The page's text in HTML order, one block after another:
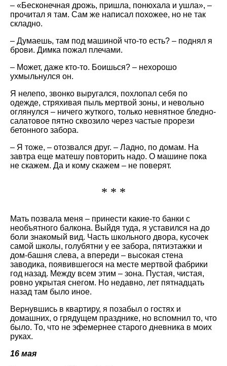
– «Бесконечная дрожь, пришла, понюхала и ушла», –
прочитал я там. Сам же написал похожее, но не так
складно.
– Думаешь, там под машиной что-то есть? – поднял я
брови. Димка пожал плечами.
– Может, даже кто-то. Боишься? – нехорошо
ухмыльнулся он.
Я нелепо, звонко выругался, похлопал себя по
одежде, стряхивая пыль мертвой зоны, и невольно
оглянулся – ничего жуткого, только невнятное бледно-
салатовое пятно сквозило через частые прорези
бетонного забора.
– Я тоже, – отозвался друг. – Ладно, по домам. На
завтра еще матешу повторить надо. О машине пока
не скажем. Да и кому скажем – не поверят.
* * *
Мать позвала меня – принести какие-то банки с
необъятного балкона. Выйдя туда, я уставился на до
боли знакомый вид. Часть школьного двора, кусочек
самой школы, голубятни у ее забора, пятиэтажки и
дом-башня слева, а впереди – высокая стена
заводика, появившегося на месте мертвой фабрики
год назад. Между всем этим – зона. Пустая, чистая,
ровно укрытая снегом. Но недавно, лет пятнадцать
назад там было иное.
Вернувшись в квартиру, я позабыл о гостях и
домашних, о грядущем празднике, но вспомнил то, что
было. То, что не эфемернее старого дневника в моих
руках.
16 мая